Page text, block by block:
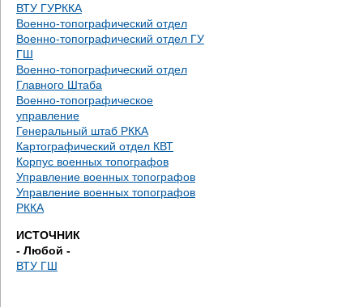
ВТУ ГУРККА
Военно-топографический отдел
Военно-топографический отдел ГУ
ГШ
Военно-топографический отдел
Главного Штаба
Военно-топографическое
управление
Генеральный штаб РККА
Картографический отдел КВТ
Корпус военных топографов
Управление военных топографов
Управление военных топографов
РККА
ИСТОЧНИК
- Любой -
ВТУ ГШ